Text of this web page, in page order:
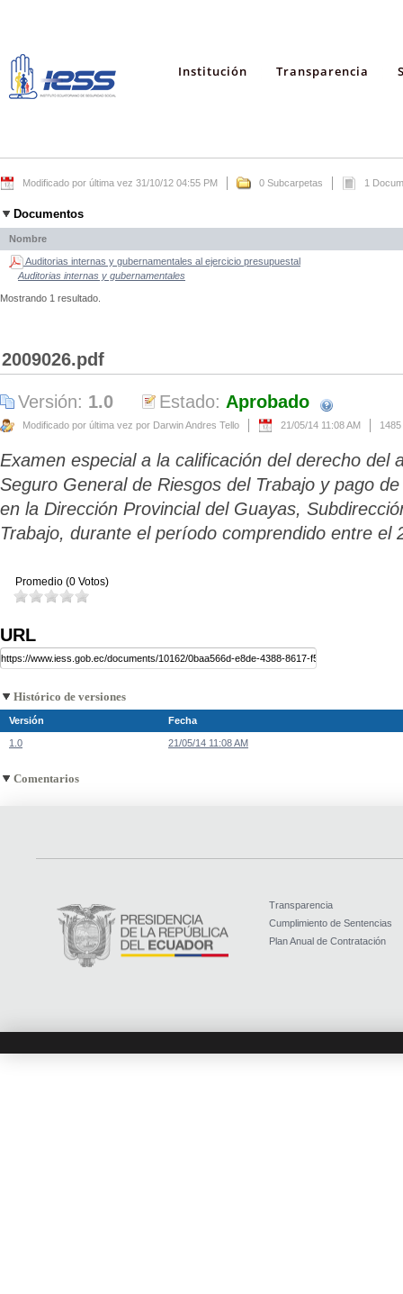
Institución Transparencia
Modificado por última vez 31/10/12 04:55 PM 0 Subcarpetas 1
Documentos
Nombre
Auditorias internas y gubernamentales al ejercicio presupuestal
Auditorias internas y gubernamentales
Mostrando 1 resultado.
2009026.pdf
Versión: 1.0 Estado: Aprobado
Modificado por última vez por Darwin Andres Tello 21/05/14 11:08 AM
Examen especial a la calificación del derecho del
Seguro General de Riesgos del Trabajo y pago
en la Dirección Provincial del Guayas,
Trabajo, durante el período comprendido entre el
Promedio (0 Votos)
URL
Histórico de versiones
Versión Fecha
1.0 21/05/14 11:08 AM
Comentarios
Transparencia
Cumplimiento de Sentencias
Plan Anual de Contratación